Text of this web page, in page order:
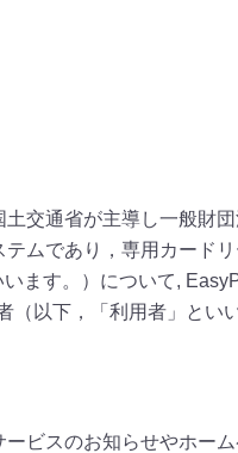
交通省が主導し一般財
ムであり，専用カード
ます。）について,
（以下，「利用者」とい
ビスのお知らせやホー